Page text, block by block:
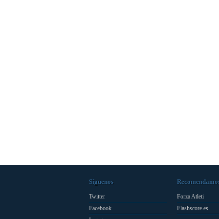
Síguenos
Twitter
Facebook
Forza Atleti
Flashscore.es